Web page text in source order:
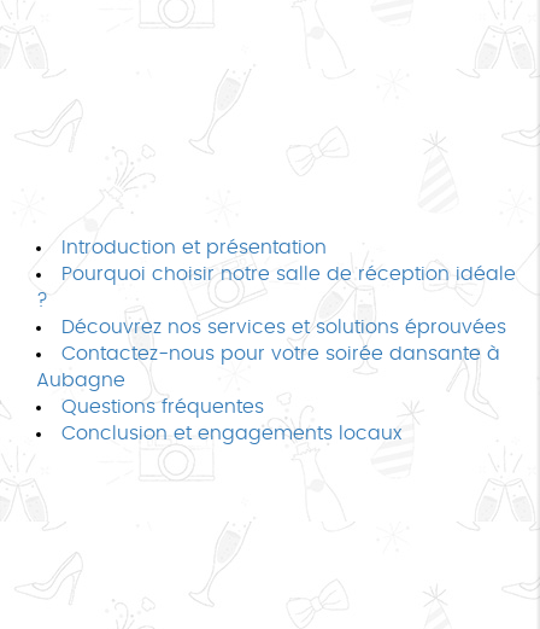
Introduction et présentation
Pourquoi choisir notre salle de réception idéale
?
Découvrez nos services et solutions éprouvées
Contactez-nous pour votre soirée dansante à
Aubagne
Questions fréquentes
Conclusion et engagements locaux